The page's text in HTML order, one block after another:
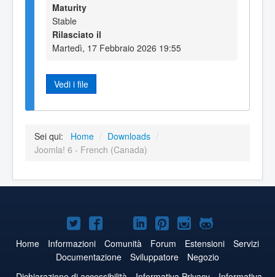
Maturity
Stable
Rilasciato il
Martedì, 17 Febbraio 2026 19:55
Vedi i file
Sei qui: Home / Downloads /
Joomla! 6 - French (Canada)
Joomla!
su
Twitter
Joomla!
su
Facebook
Joomla!
su
YouTube
Joomla!
su
LinkedIn
Joomla!
su
Pinterest
Joomla!
su
Instagram
Joomla!
su
GitHub
Home Informazioni Comunità Forum Estensioni
Servizi
Documentazione
Sviluppatore
Negozio